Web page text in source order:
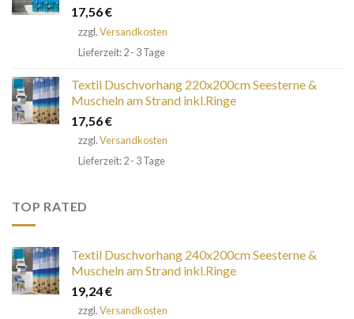
17,56€
zzgl.Versandkosten
Lieferzeit: 2 - 3 Tage
Textil Duschvorhang 220x200cm Seesterne &
Muscheln am Strand inkl.Ringe
17,56€
zzgl.Versandkosten
Lieferzeit: 2 - 3 Tage
TOP RATED
Textil Duschvorhang 240x200cm Seesterne &
Muscheln am Strand inkl.Ringe
19,24€
zzgl.Versandkosten